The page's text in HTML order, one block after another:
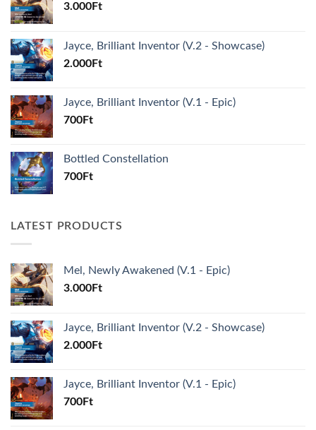
3.000Ft
Jayce, Brilliant Inventor (V.2 - Showcase)
2.000Ft
Jayce, Brilliant Inventor (V.1 - Epic)
700Ft
Bottled Constellation
700Ft
LATEST PRODUCTS
Mel, Newly Awakened (V.1 - Epic)
3.000Ft
Jayce, Brilliant Inventor (V.2 - Showcase)
2.000Ft
Jayce, Brilliant Inventor (V.1 - Epic)
700Ft